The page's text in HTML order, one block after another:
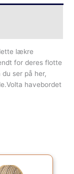
lækre
for deres flotte
ser på her,
havebordet